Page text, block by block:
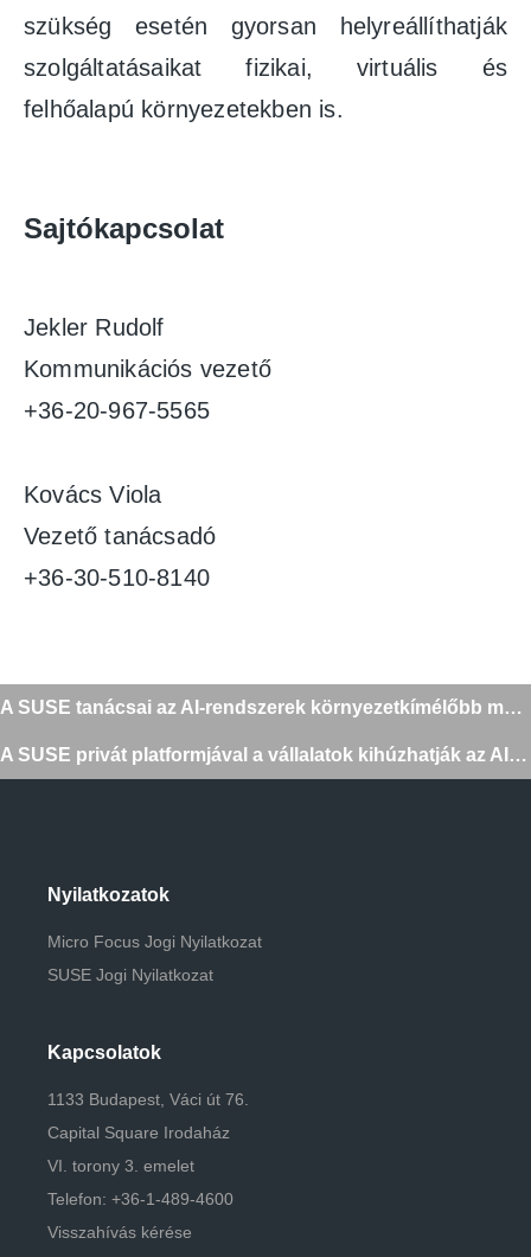
szükség esetén gyorsan helyreállíthatják
szolgáltatásaikat fizikai, virtuális és
felhőalapú környezetekben is.
Sajtókapcsolat
Jekler Rudolf
Kommunikációs vezető
+36-20-967-5565
Kovács Viola
Vezető tanácsadó
+36-30-510-8140
Bejegyzés
navigáció
A SUSE tanácsai az AI-rendszerek környezetkímélőbb működtetéséhez
A SUSE privát platformjával a vállalatok kihúzhatják az AI méregfogát
Nyilatkozatok
Micro Focus Jogi Nyilatkozat
SUSE Jogi Nyilatkozat
Kapcsolatok
1133 Budapest, Váci út 76.
Capital Square Irodaház
VI. torony 3. emelet
Telefon: +36-1-489-4600
Visszahívás kérése